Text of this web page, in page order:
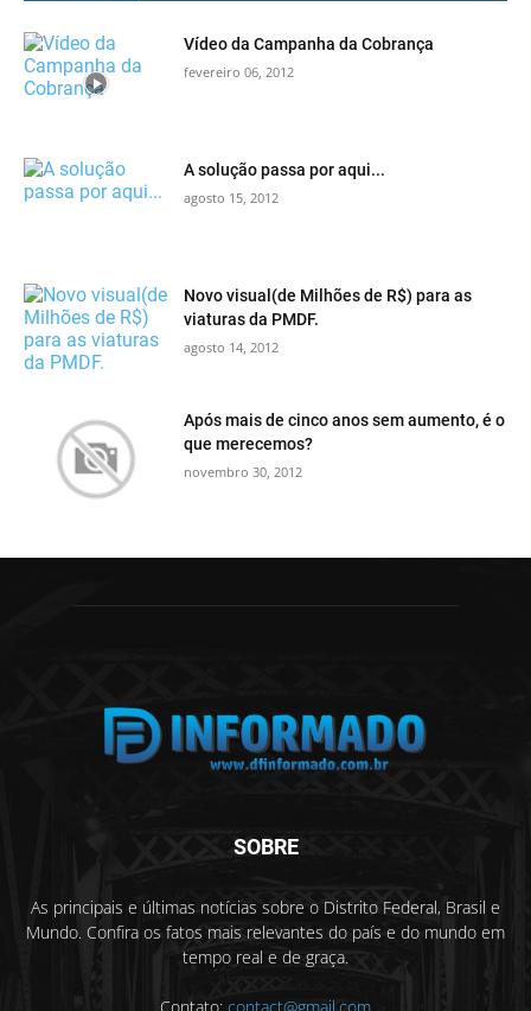
Vídeo da Campanha da Cobrança
fevereiro 06, 2012
A solução passa por aqui...
agosto 15, 2012
Novo visual(de Milhões de R$) para as
viaturas da PMDF.
agosto 14, 2012
Após mais de cinco anos sem aumento, é o
que merecemos?
novembro 30, 2012
SOBRE
As principais e últimas notícias sobre o Distrito Federal, Brasil e
Mundo. Confira os fatos mais relevantes do país e do mundo em
tempo real e de graça.